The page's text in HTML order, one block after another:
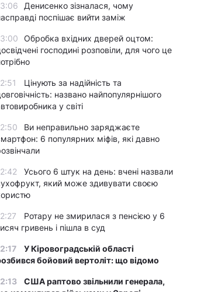
Денисенко зізналася, чому
поспішає вийти заміж
Обробка вхідних дверей оцтом:
господині розповіли, для чого це
Цінують за надійність та
названо найпопулярнішого
у світі
Ви неправильно заряджаєте
6 популярних міфів, які давно
Усього 6 штук на день: вчені назвали
який може здивувати своєю
Ротару не змирилася з пенсією у 6
гривень і пішла в суд
У Кіровоградській області
бойовий вертоліт: що відомо
США раптово звільнили генерала,